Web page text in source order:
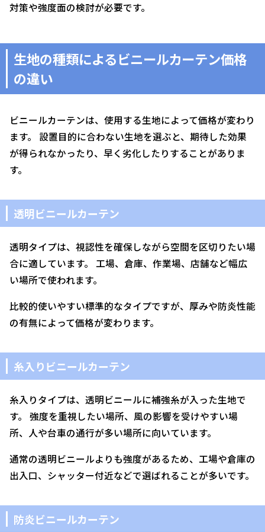
対策や強度面の検討が必要です。
生地の種類によるビニールカーテン価格
の違い
ビニールカーテンは、使用する生地によって価格が変わり
ます。 設置目的に合わない生地を選ぶと、期待した効果
が得られなかったり、早く劣化したりすることがありま
す。
透明ビニールカーテン
透明タイプは、視認性を確保しながら空間を区切りたい場
合に適しています。 工場、倉庫、作業場、店舗など幅広
い場所で使われます。
比較的使いやすい標準的なタイプですが、厚みや防炎性能
の有無によって価格が変わります。
糸入りビニールカーテン
糸入りタイプは、透明ビニールに補強糸が入った生地で
す。 強度を重視したい場所、風の影響を受けやすい場
所、人や台車の通行が多い場所に向いています。
通常の透明ビニールよりも強度があるため、工場や倉庫の
出入口、シャッター付近などで選ばれることが多いです。
防炎ビニールカーテン